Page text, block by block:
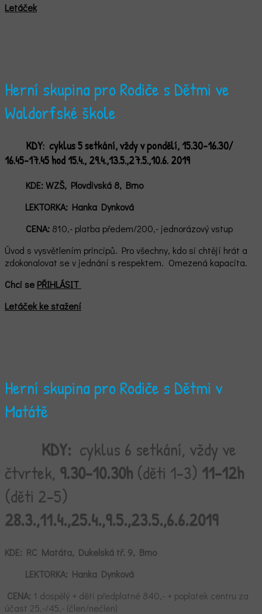
Letáček
Herní skupina pro Rodiče s Dětmi ve
Waldorfské škole
KDY: cyklus 5 setkání, vždy v pondělí, 15.30-16.30/
16.45-17.45 hod 15.4., 29.4.,13.5.,27.5.,10.6. 2019
KDE:WZŠ, Plovdivská 8, Brno
LEKTORKA: Hanka Dynková
CENA: 810,- platba předem/200,- jednorázový vstup
Úvod s vysvětlením principů. Pro všechny, kdo si chtějí hrát a
zdokonalovat se v jednání s respektem. Omezená kapacita.
Chci se PŘIHLÁSIT
Letáček ke stažení
Herní skupina pro Rodiče s Dětmi v
Matátě
KDY: cyklus 6 setkání, vždy ve
čtvrtek, 9.30-10.30h (děti 1-3) 11-12h
(děti 2-5)
28.3.,11.4.,25.4.,9.5.,23.5.,6.6.2019
KDE: RC Matáta, Dukelská tř. 9, Brno
LEKTORKA: Hanka Dynková
CENA: 1 dospělý + děti předplatné 840,- + poplatek centru za
účast 25,-/45,- (člen/nečlen)